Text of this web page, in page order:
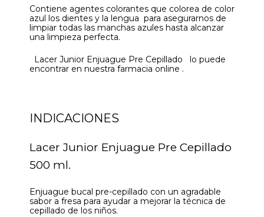
Contiene agentes colorantes que colorea de color
azul los dientes y la lengua para asegurarnos de
limpiar todas las manchas azules hasta alcanzar
una limpieza perfecta.
Lacer Junior Enjuague Pre Cepillado lo puede
encontrar en nuestra farmacia online .
INDICACIONES
Lacer Junior Enjuague Pre Cepillado
500 ml.
Enjuague bucal pre-cepillado con un agradable
sabor a fresa para ayudar a mejorar la técnica de
cepillado de los niños.